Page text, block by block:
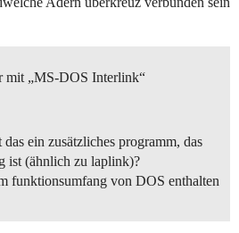
mit „MS-DOS Interlink“
ein zusätzliches programm, das
ist (ähnlich zu laplink)?
funktionsumfang von DOS enthalten